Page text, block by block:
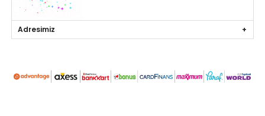
Adresimiz